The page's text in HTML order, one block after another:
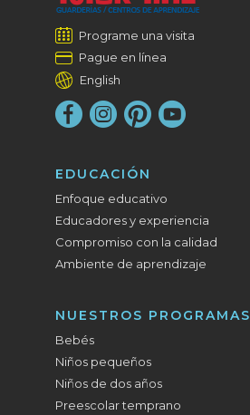
Programe una visita
Pague en línea
English
EDUCACIÓN
Enfoque educativo
Educadores y experiencia
Compromiso con la calidad
Ambiente de aprendizaje
NUESTROS PROGRAMAS
Bebés
Niños pequeños
Niños de dos años
Preescolar temprano